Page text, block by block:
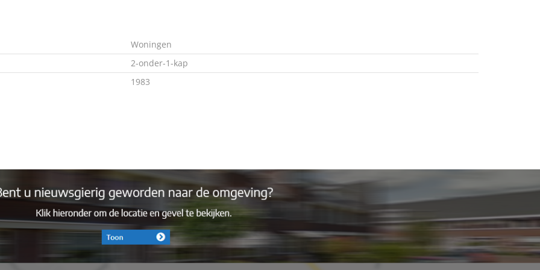
een prettige, uitnodigende uitstraling.
een inductiekookplaat, een combi-oven en een natuurstenen
licht zorgen voor een frisse en verzorgde uitstraling.
Woningen
2-onder-1-kap
1983
C
hr
Ja